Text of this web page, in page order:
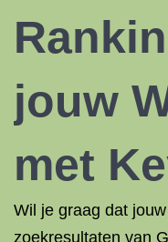
jouw
met
Wil je graag dat
zoekresultaten van